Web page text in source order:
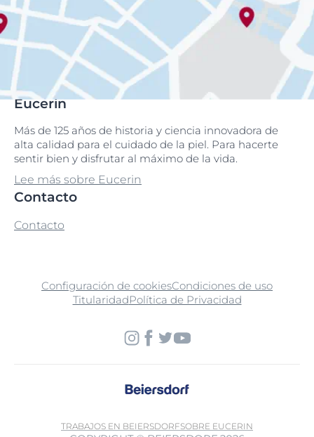
Eucerin
Más de 125 años de historia y ciencia innovadora de
alta calidad para el cuidado de la piel. Para hacerte
sentir bien y disfrutar al máximo de la vida.
Lee más sobre Eucerin
Contacto
Contacto
Configuración de cookiesCondiciones de uso
TitularidadPolítica de Privacidad
TRABAJOS EN BEIERSDORFSOBRE EUCERIN